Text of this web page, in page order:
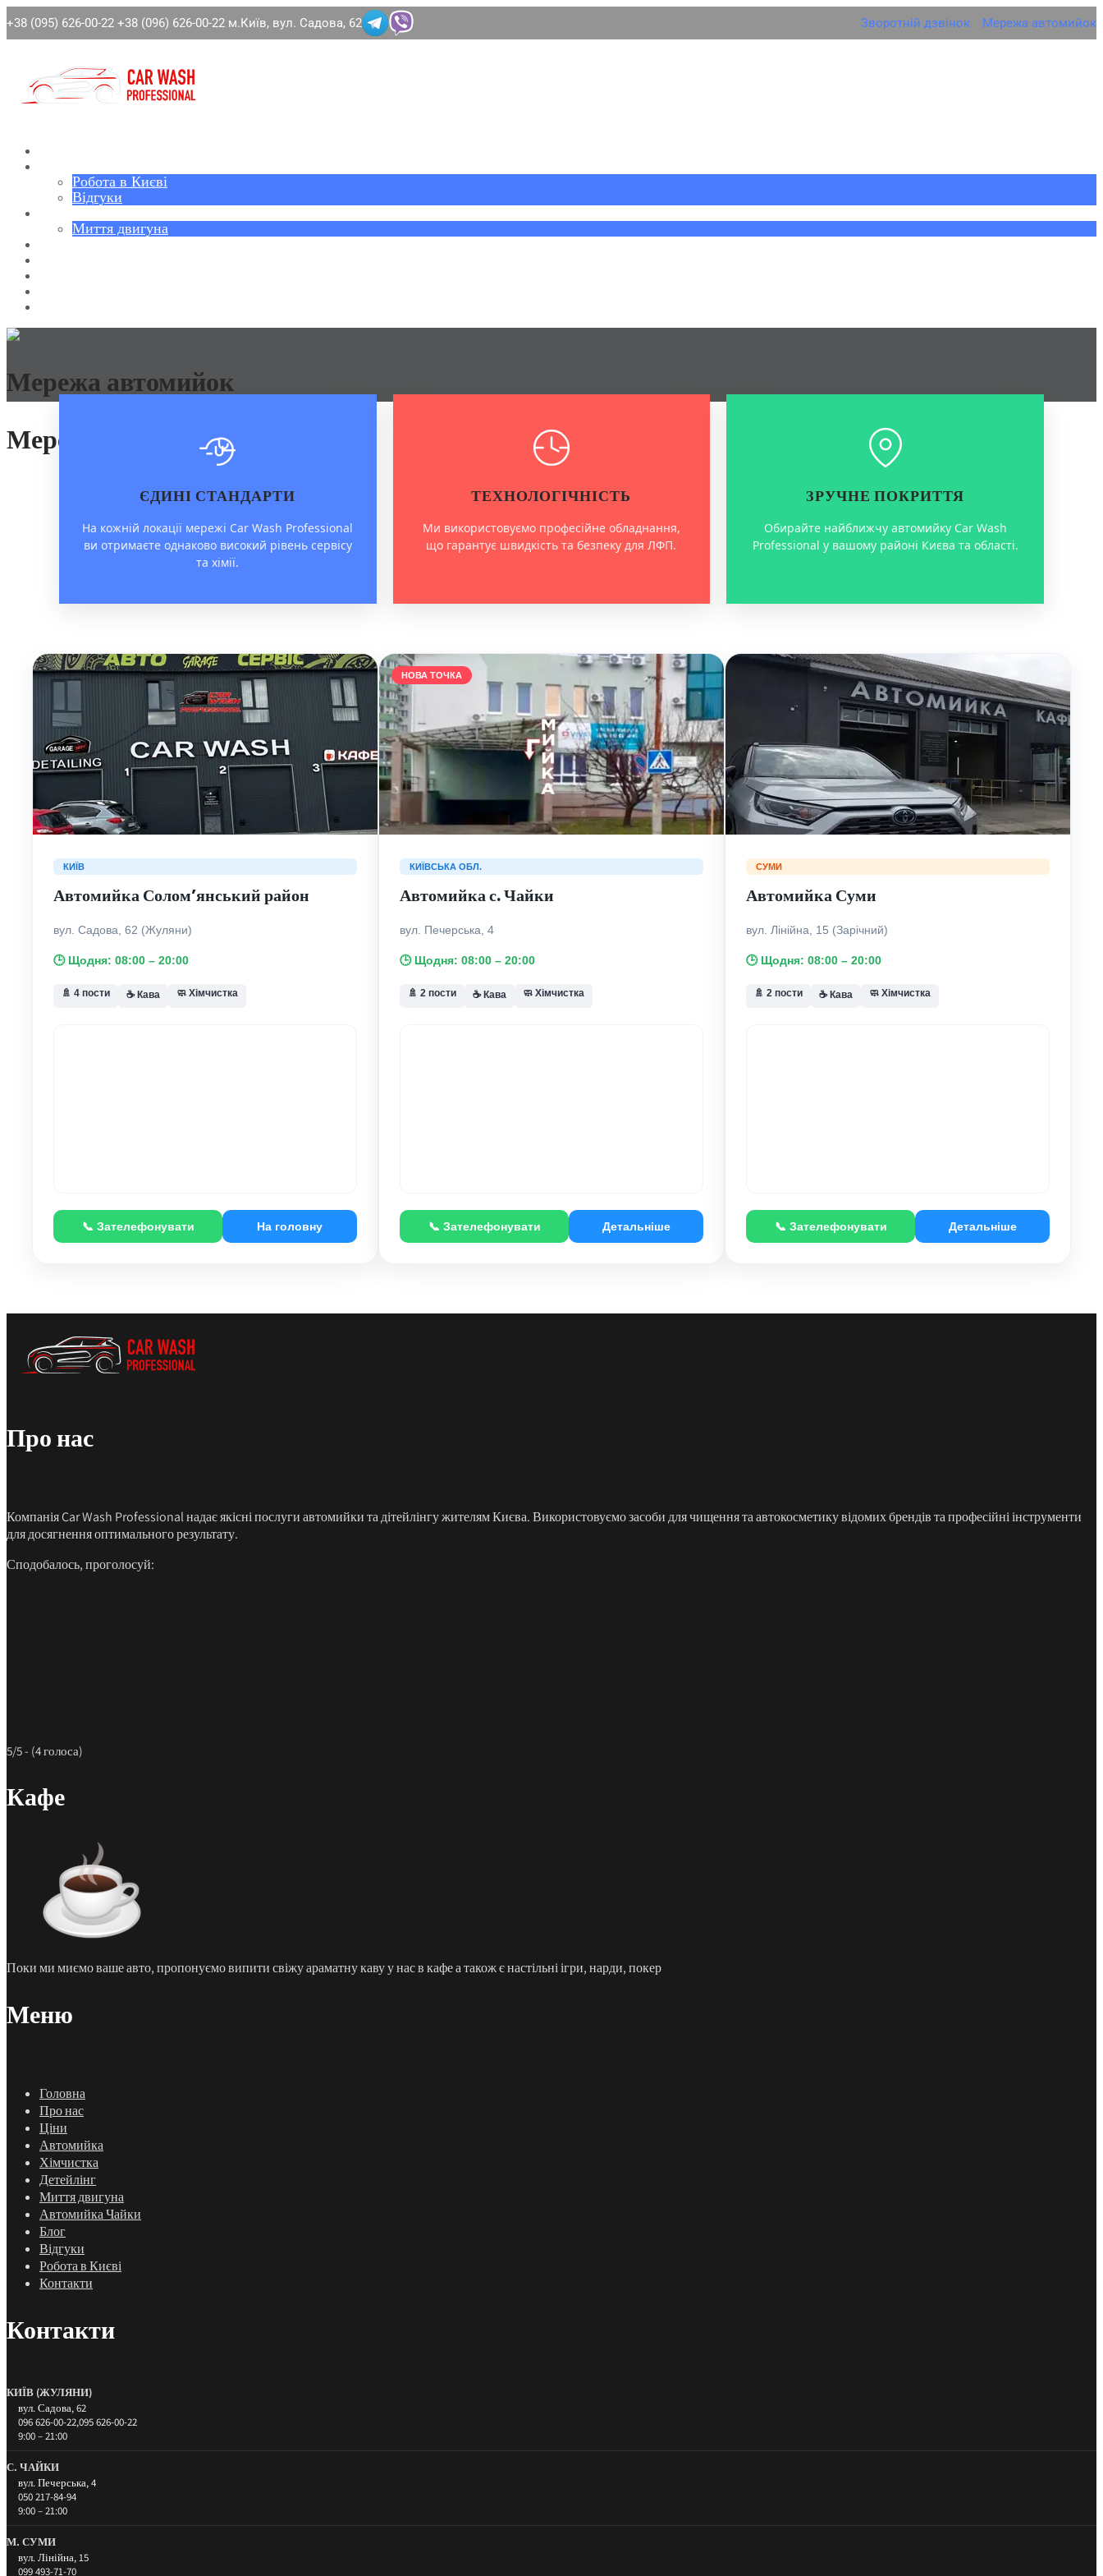
+38 (095) 626-00-22 +38 (096) 626-00-22 м.Київ, вул. Садова, 62 Зворотній дзвінок Мережа автомийок
Робота в Києві
Відгуки
Автомийка
Миття двигуна
Хімчистка
Мережа автомийок
Мережа автомийок
ЄДИНІ СТАНДАРТИ
На кожній локації мережі Car Wash Professional
ви отримаєте однаково високий рівень сервісу
та хімії.
ТЕХНОЛОГІЧНІСТЬ
Ми використовуємо професійне обладнання,
що гарантує швидкість та безпеку для ЛФП.
ЗРУЧНЕ ПОКРИТТЯ
Обирайте найближчу автомийку Car Wash
Professional у вашому районі Києва та області.
КИЇВ
Автомийка Солом’янський район
вул. Садова, 62 (Жуляни)
🕒 Щодня: 08:00 – 20:00
🚿 4 пости ☕ Кава 🧼 Хімчистка
📞 Зателефонувати На головну
НОВА ТОЧКА
КИЇВСЬКА ОБЛ.
Автомийка с. Чайки
вул. Печерська, 4
🕒 Щодня: 08:00 – 20:00
🚿 2 пости ☕ Кава 🧼 Хімчистка
📞 Зателефонувати Детальніше
СУМИ
Автомийка Суми
вул. Лінійна, 15 (Зарічний)
🕒 Щодня: 08:00 – 20:00
🚿 2 пости ☕ Кава 🧼 Хімчистка
📞 Зателефонувати Детальніше
Про нас
Компанія Car Wash Professional надає якісні послуги автомийки та дітейлінгу жителям Києва. Використовуємо засоби для чищення та автокосметику відомих брендів та професійні інструменти
для досягнення оптимального результату.
Сподобалось, проголосуй:
5/5 - (4 голоса)
Кафе
Поки ми миємо ваше авто, пропонуємо випити свіжу араматну каву у нас в кафе а також є настільні ігри, нарди, покер
Меню
Головна
Про нас
Ціни
Автомийка
Хімчистка
Детейлінг
Миття двигуна
Автомийка Чайки
Блог
Відгуки
Робота в Києві
Контакти
Контакти
КИЇВ (ЖУЛЯНИ)
вул. Садова, 62
096 626-00-22,095 626-00-22
9:00 – 21:00
С. ЧАЙКИ
вул. Печерська, 4
050 217-84-94
9:00 – 21:00
М. СУМИ
вул. Лінійна, 15
099 493-71-70